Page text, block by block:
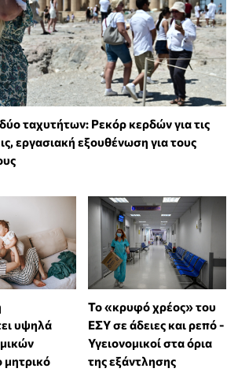
ταχυτήτων: Ρεκόρ κερδών για τις
εργασιακή εξουθένωση για τους
υψηλά
μητρικό
Το «κρυφό χρέος» του
ΕΣΥ σε άδειες και ρεπό -
Υγειονομικοί στα όρια
της εξάντλησης